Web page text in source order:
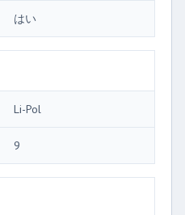
はい
Li-Pol
9